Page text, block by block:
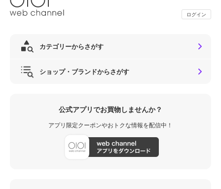
ログイン
カテゴリーからさがす
ショップ・ブランドからさがす
公式アプリでお買物しませんか？
アプリ限定クーポンやおトクな情報を配信中！